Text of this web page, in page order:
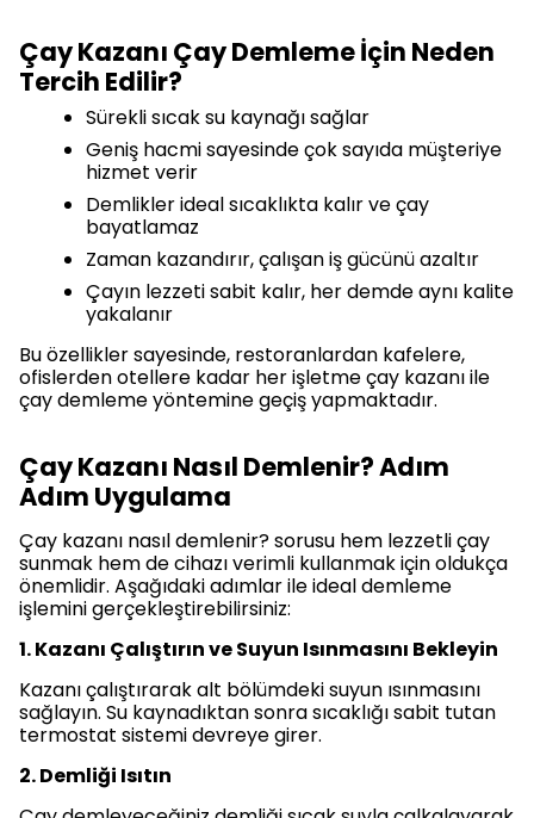
Çay Kazanı Çay Demleme İçin Neden
Tercih Edilir?
Sürekli sıcak su kaynağı sağlar
Geniş hacmi sayesinde çok sayıda müşteriye
hizmet verir
Demlikler ideal sıcaklıkta kalır ve çay
bayatlamaz
Zaman kazandırır, çalışan iş gücünü azaltır
Çayın lezzeti sabit kalır, her demde aynı kalite
yakalanır
Bu özellikler sayesinde, restoranlardan kafelere,
ofislerden otellere kadar her işletme çay kazanı ile
çay demleme yöntemine geçiş yapmaktadır.
Çay Kazanı Nasıl Demlenir? Adım
Adım Uygulama
Çay kazanı nasıl demlenir? sorusu hem lezzetli çay
sunmak hem de cihazı verimli kullanmak için oldukça
önemlidir. Aşağıdaki adımlar ile ideal demleme
işlemini gerçekleştirebilirsiniz:
1. Kazanı Çalıştırın ve Suyun Isınmasını Bekleyin
Kazanı çalıştırarak alt bölümdeki suyun ısınmasını
sağlayın. Su kaynadıktan sonra sıcaklığı sabit tutan
termostat sistemi devreye girer.
2. Demliği Isıtın